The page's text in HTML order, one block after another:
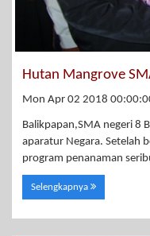
Hutan Mangrove
Mon Apr 02 2018
Balikpapan,SMA negeri 8
aparatur Negara. Setelah
program penanaman
Selengkapnya